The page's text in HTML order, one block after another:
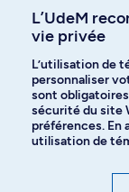
Langues
Facebook
L’UdeM
vie privée
L’utilisation de
personnaliser
sont
sécurité du site
préférences.
utilisation de